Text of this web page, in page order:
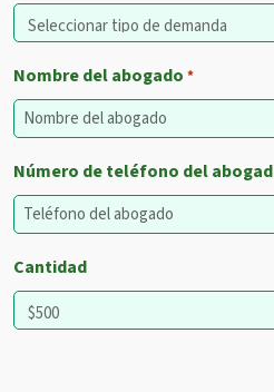
Nombre del abogado *
Número de teléfono del
Cantidad